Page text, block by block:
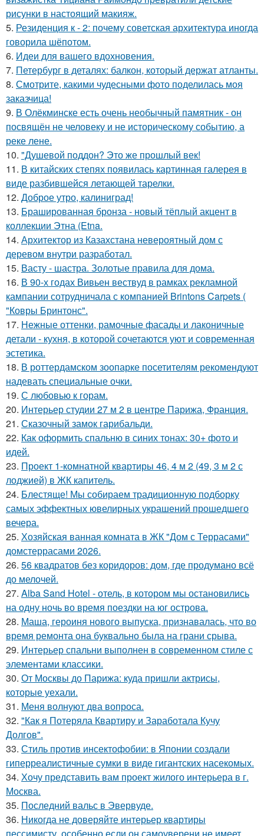
рисунки в настоящий макияж.
5. Резиденция к - 2: почему советская архитектура иногда
говорила шёпотом.
6. Идеи для вашего вдохновения.
7. Петербург в деталях: балкон, который держат атланты.
8. Смотрите, какими чудесными фото поделилась моя
заказчица!
9. В Олёкминске есть очень необычный памятник - он
посвящён не человеку и не историческому событию, а
реке лене.
10. "Душевой поддон? Это же прошлый век!
11. В китайских степях появилась картинная галерея в
виде разбившейся летающей тарелки.
12. Доброе утро, калиниград!
13. Брашированная бронза - новый тёплый акцент в
коллекции Этна (Etna.
14. Архитектор из Казахстана невероятный дом с
деревом внутри разработал.
15. Васту - шастра. Золотые правила для дома.
16. В 90-х годах Вивьен вествуд в рамках рекламной
кампании сотрудничала с компанией Brintons Carpets (
"Ковры Бринтонс".
17. Нежные оттенки, рамочные фасады и лаконичные
детали - кухня, в которой сочетаются уют и современная
эстетика.
18. В роттердамском зоопарке посетителям рекомендуют
надевать специальные очки.
19. С любовью к горам.
20. Интерьер студии 27 м 2 в центре Парижа, Франция.
21. Сказочный замок гарибальди.
22. Как оформить спальню в синих тонах: 30+ фото и
идей.
23. Проект 1-комнатной квартиры 46, 4 м 2 (49, 3 м 2 с
лоджией) в ЖК капитель.
24. Блестяще! Мы собираем традиционную подборку
самых эффектных ювелирных украшений прошедшего
вечера.
25. Хозяйская ванная комната в ЖК "Дом с Террасами"
домстеррасами 2026.
26. 56 квадратов без коридоров: дом, где продумано всё
до мелочей.
27. Alba Sand Hotel - отель, в котором мы остановились
на одну ночь во время поездки на юг острова.
28. Маша, героиня нового выпуска, признавалась, что во
время ремонта она буквально была на грани срыва.
29. Интерьер спальни выполнен в современном стиле с
элементами классики.
30. От Москвы до Парижа: куда пришли актрисы,
которые уехали.
31. Меня волнуют два вопроса.
32. "Как я Потеряла Квартиру и Заработала Кучу
Долгов".
33. Стиль против инсектофобии: в Японии создали
гиперреалистичные сумки в виде гигантских насекомых.
34. Хочу представить вам проект жилого интерьера в г.
Москва.
35. Последний вальс в Эвервуде.
36. Никогда не доверяйте интерьер квартиры
пессимисту, особенно если он самоуверени не имеет